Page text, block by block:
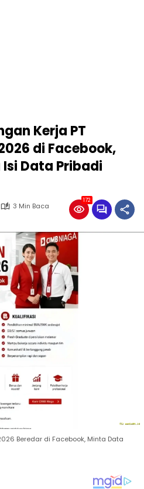
Kerja PT
di Facebook,
Data Pribadi
3 Min Baca
172
Beredar di Facebook, Minta Data